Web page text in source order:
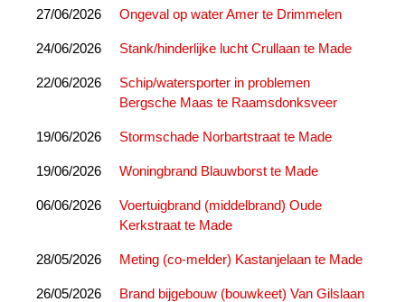
27/06/2026 Ongeval op water Amer te Drimmelen
24/06/2026 Stank/hinderlijke lucht Crullaan te Made
22/06/2026
Schip/watersporter in problemen
Bergsche Maas te Raamsdonksveer
19/06/2026 Stormschade Norbartstraat te Made
19/06/2026 Woningbrand Blauwborst te Made
06/06/2026
Voertuigbrand (middelbrand) Oude
Kerkstraat te Made
28/05/2026 Meting (co-melder) Kastanjelaan te Made
26/05/2026
Brand bijgebouw (bouwkeet) Van Gilslaan